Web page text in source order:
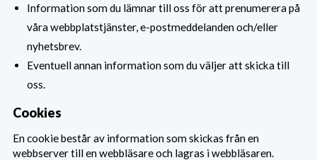
Information som du lämnar till oss för att prenumerera på
våra webbplatstjänster, e-postmeddelanden och/eller
nyhetsbrev.
Eventuell annan information som du väljer att skicka till
oss.
Cookies
En cookie består av information som skickas från en
webbserver till en webbläsare och lagras i webbläsaren.